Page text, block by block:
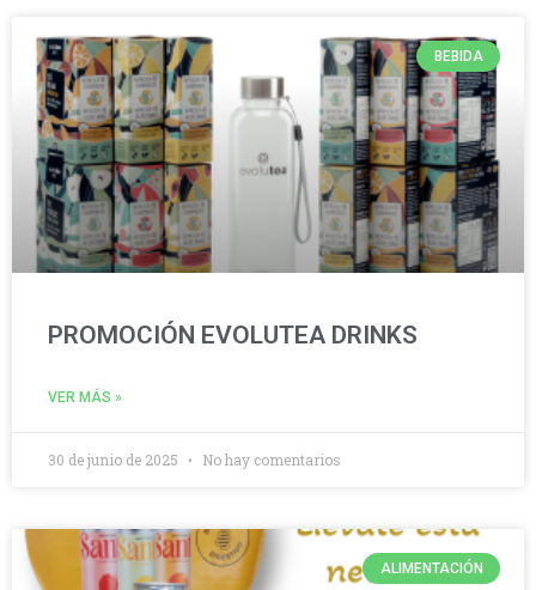
BEBIDA
PROMOCIÓN EVOLUTEA DRINKS
VER MÁS »
30 de junio de 2025 No hay comentarios
ALIMENTACIÓN